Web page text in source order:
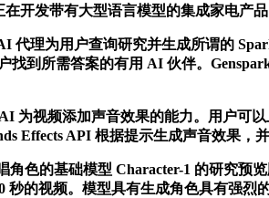
发带有大型语言模型的集成家电产品
理为用户查询研究并生成所谓的
找到所需答案的有用 AI 伙伴。
视频添加声音效果的能力。用户可
Effects API 根据提示生成声音效果，
的基础模型 Character-1 的研究预
秒的视频。模型具有生成角色具有强